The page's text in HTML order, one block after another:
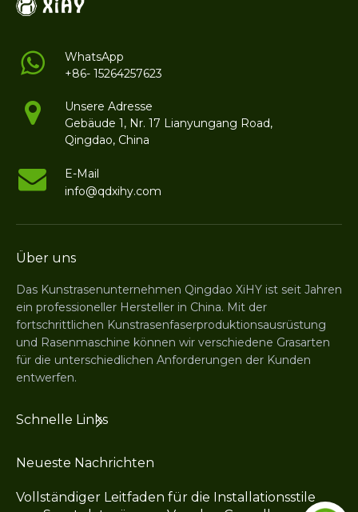
WhatsApp
+86- 15264257623
Unsere Adresse
Gebäude 1, Nr. 17 Lianyungang Road,
Qingdao, China
E-Mail
info@qdxihy.com
Über uns
Das Kunstrasenunternehmen Qingdao XiHY ist seit Jahren
ein professioneller Hersteller in China. Mit der
fortschrittlichen Kunstrasenfaserproduktionsausrüstung
und Rasenmaschine können wir verschiedene Grasarten
für die unterschiedlichen Anforderungen der Kunden
entwerfen.
Schnelle Links
Neueste Nachrichten
Vollständiger Leitfaden für die Installationsstile